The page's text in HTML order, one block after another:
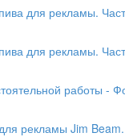
для рекламы.
для рекламы.
работы -
рекламы Jim